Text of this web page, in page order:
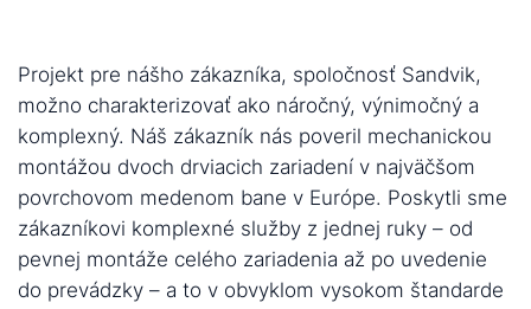
Projekt pre nášho zákazníka, spoločnosť Sandvik,
možno charakterizovať ako náročný, výnimočný a
komplexný. Náš zákazník nás poveril mechanickou
montážou dvoch drviacich zariadení v najväčšom
povrchovom medenom bane v Európe. Poskytli sme
zákazníkovi komplexné služby z jednej ruky – od
pevnej montáže celého zariadenia až po uvedenie
do prevádzky – a to v obvyklom vysokom štandarde